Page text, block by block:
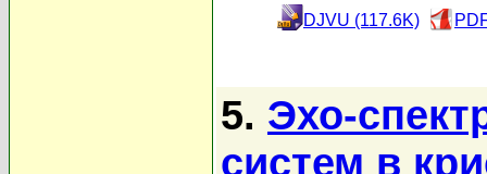
DJVU (117.6K)
5. Эхо-
систем в